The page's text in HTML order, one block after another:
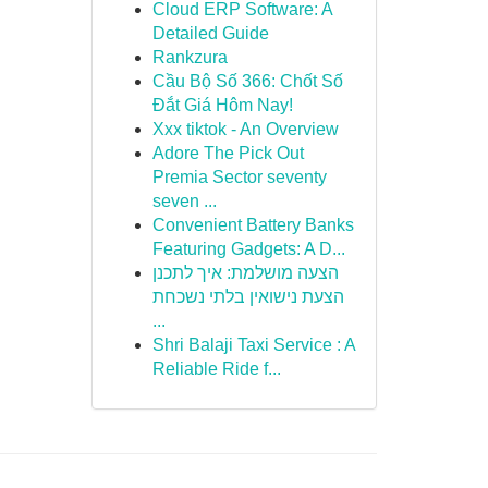
Cloud ERP Software: A
Detailed Guide
Rankzura
Cầu Bộ Số 366: Chốt Số
Đắt Giá Hôm Nay!
Xxx tiktok - An Overview
Adore The Pick Out
Premia Sector seventy
seven ...
Convenient Battery Banks
Featuring Gadgets: A D...
הצעה מושלמת: איך לתכנן
הצעת נישואין בלתי נשכחת
...
Shri Balaji Taxi Service : A
Reliable Ride f...